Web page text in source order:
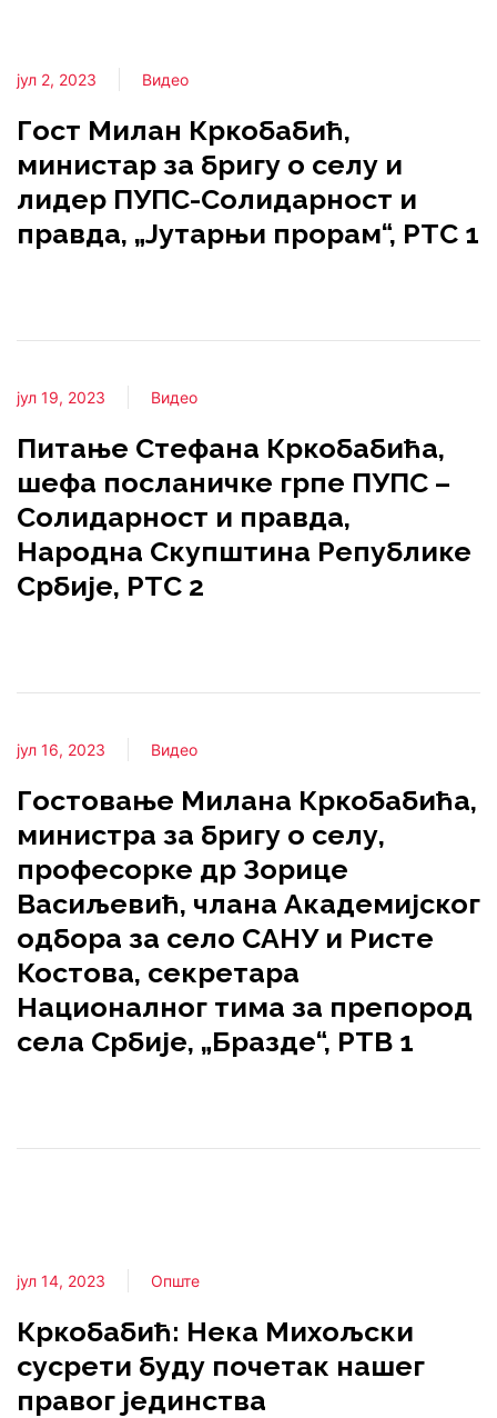
јул 2, 2023 Видео
Гост Милан Кркобабић,
министар за бригу о селу и
лидер ПУПС-Солидарност и
правда, „Јутарњи прорам“, РТС 1
јул 19, 2023 Видео
Питање Стефана Кркобабића,
шефа посланичке грпе ПУПС –
Солидарност и правда,
Народна Скупштина Републике
Србије, РТС 2
јул 16, 2023 Видео
Гостовање Милана Кркобабића,
министра за бригу о селу,
професорке др Зорице
Васиљевић, члана Академијског
одбора за село САНУ и Ристе
Костова, секретара
Националног тима за препород
села Србије, „Бразде“, РТВ 1
јул 14, 2023 Опште
Кркобабић: Нека Михољски
сусрети буду почетак нашег
правог јединства